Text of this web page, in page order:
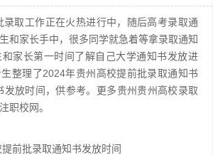
录取工作正在火热进行中，随后高考录取通
和家长手中，很多同学就急着等拿录取通知
家长第一时间了解自己大学通知书发放进
整理了2024年贵州高校提前批录取通知书
发放时间，供参考。更多贵州贵州高校录取
职校网。
批录取通知书发放时间